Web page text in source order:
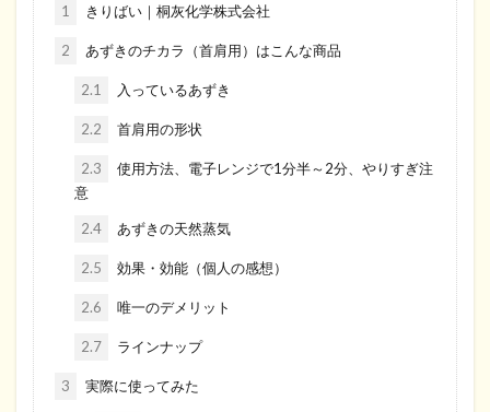
1 きりばい｜桐灰化学株式会社
2 あずきのチカラ（首肩用）はこんな商品
2.1 入っているあずき
2.2 首肩用の形状
2.3
使用方法、電子レンジで1分半～2分、やりすぎ注
意
2.4 あずきの天然蒸気
2.5 効果・効能（個人の感想）
2.6 唯一のデメリット
2.7 ラインナップ
3 実際に使ってみた